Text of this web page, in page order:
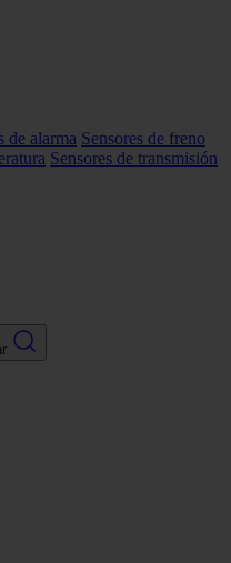
de alarma Sensores de freno
Sensores de transmisión